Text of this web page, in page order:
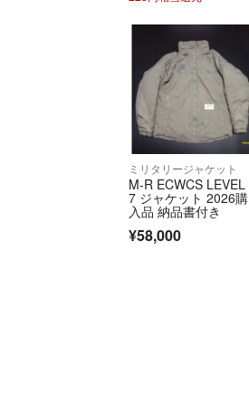
ミリタリージャケット
M-R ECWCS LEVEL
7 ジャケット 2026購
入品 納品書付き
¥58,000